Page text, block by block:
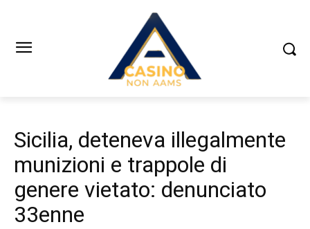
Sicilia, deteneva illegalmente
munizioni e trappole di
genere vietato: denunciato
33enne